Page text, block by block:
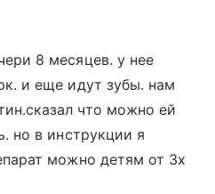
8 месяцев. у нее
и еще идут зубы. нам
что можно ей
но в инструкции я
можно детям от 3х